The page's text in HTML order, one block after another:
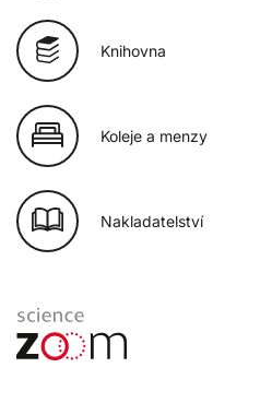
Knihovna
Koleje a menzy
Nakladatelství